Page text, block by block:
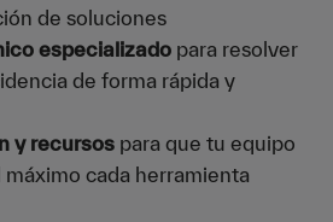
de soluciones
especializado para resolver
de forma rápida y
y recursos para que tu equipo
máximo cada herramienta